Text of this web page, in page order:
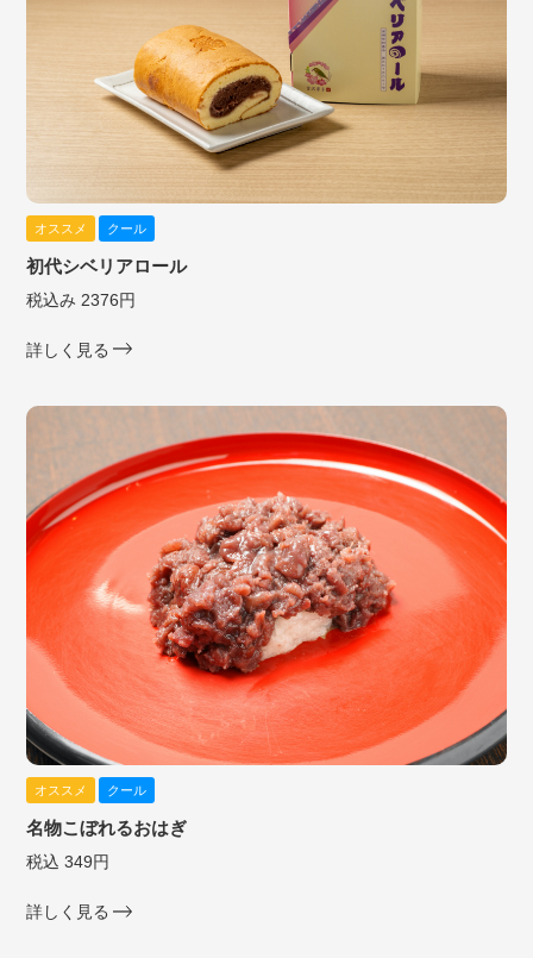
オススメ クール
初代シベリアロール
税込み 2376円
詳しく見る
オススメ クール
名物こぼれるおはぎ
税込 349円
詳しく見る